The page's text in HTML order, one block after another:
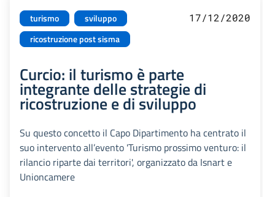
turismo
sviluppo
ricostruzione post sisma
17/12/2020
Curcio: il turismo è parte
integrante delle strategie di
ricostruzione e di sviluppo
Su questo concetto il Capo Dipartimento ha centrato il
suo intervento all’evento 'Turismo prossimo venturo: il
rilancio riparte dai territori', organizzato da Isnart e
Unioncamere